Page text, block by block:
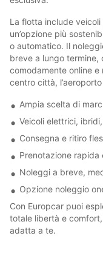
La flotta include
un’opzione più
o automatico. Il
breve a lungo termine,
comodamente online e
centro città,
Ampia scelta di
Veicoli elettrici,
Consegna e ritiro
Prenotazione rapida
Noleggi a breve,
Opzione noleggio
Con Europcar puoi
totale libertà e
adatta a te.